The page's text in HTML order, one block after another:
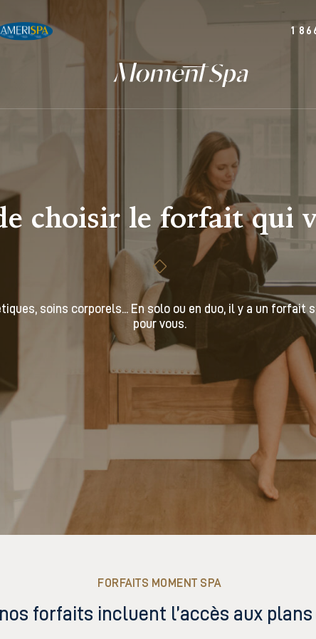
1
choisir le forfait qui
soins corporels... En solo ou en duo, il y a un forfait
pour vous.
FORFAITS MOMENT SPA
forfaits incluent l’accès aux plans